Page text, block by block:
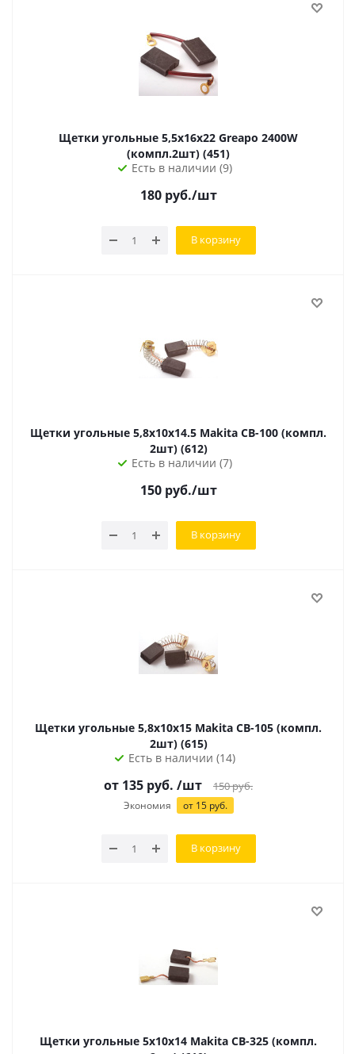
Щетки угольные 5,5х16х22 Greapo 2400W
(компл.2шт) (451)
Есть в наличии (9)
180руб./шт
В корзину
Щетки угольные 5,8х10х14.5 Makita CB-100 (компл.
2шт) (612)
Есть в наличии (7)
150руб./шт
В корзину
Щетки угольные 5,8х10х15 Makita CB-105 (компл.
2шт) (615)
Есть в наличии (14)
от 135 руб. /шт 150руб.
Экономия от 15руб.
В корзину
Щетки угольные 5х10х14 Makita CB-325 (компл.